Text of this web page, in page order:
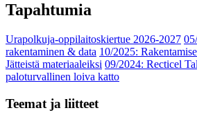
Tapahtumia
Urapolkuja-oppilaitoskiertue 2026-2027
rakentaminen & data 10/2025:
Jätteistä materiaaleiksi 09/2024: Recticel
paloturvallinen loiva katto
Teemat ja liitteet